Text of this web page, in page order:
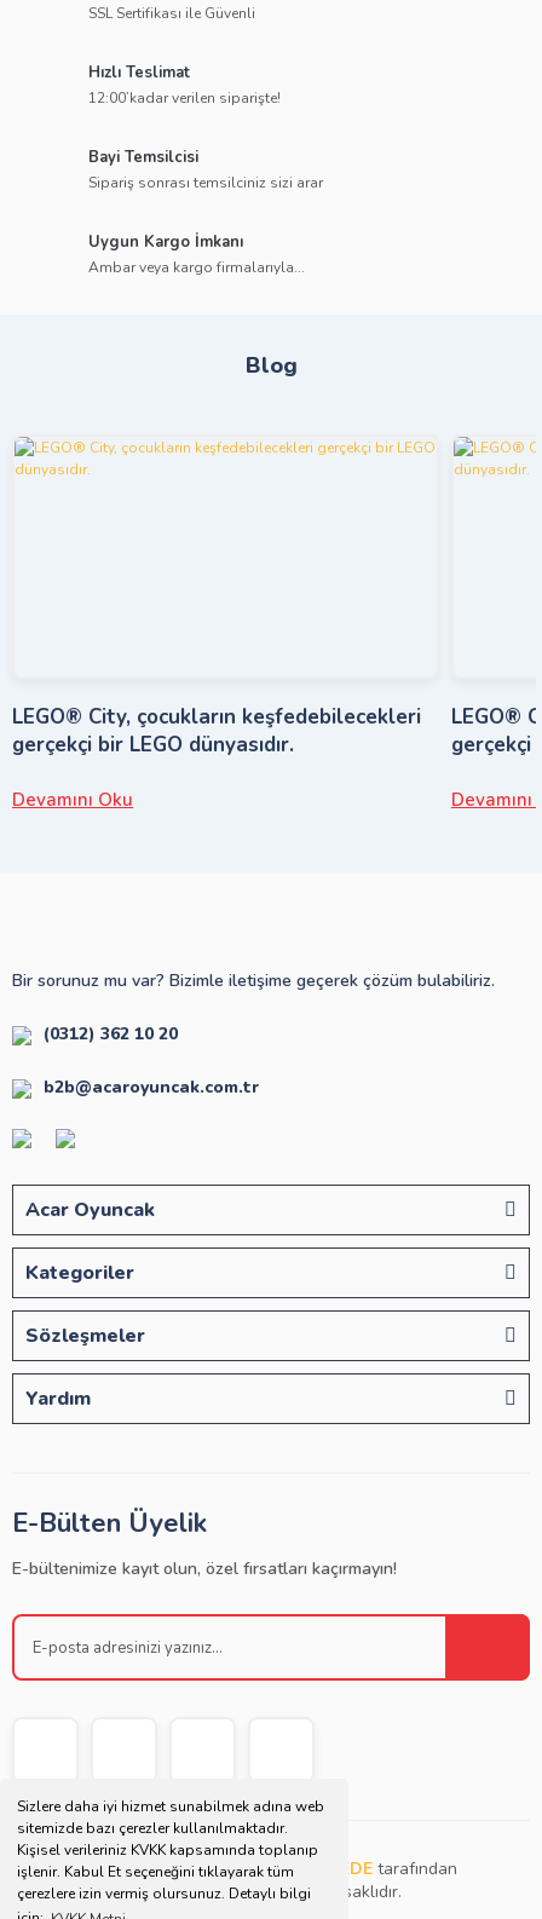
Sizlere daha iyi hizmet sunabilmek adına web
sitemizde bazı çerezler kullanılmaktadır.
Kişisel verileriniz KVKK kapsamında toplanıp
işlenir. Kabul Et seçeneğini tıklayarak tüm
çerezlere izin vermiş olursunuz. Detaylı bilgi
SSL Sertifikası ile Güvenli
Hızlı Teslimat
12:00’kadar verilen siparişte!
Bayi Temsilcisi
Sipariş sonrası temsilciniz sizi arar
Uygun Kargo İmkanı
Ambar veya kargo firmalarıyla...
Blog
LEGO® City, çocukların keşfedebilecekleri
gerçekçi bir LEGO dünyasıdır.
Devamını Oku
LEGO®
gerçekçi
Devamını
Bir sorunuz mu var? Bizimle iletişime geçerek çözüm bulabiliriz.
(0312) 362 10 20
b2b@acaroyuncak.com.tr
Acar Oyuncak
Kategoriler
Sözleşmeler
Yardım
E-Bülten Üyelik
E-bültenimize kayıt olun, özel fırsatları kaçırmayın!
Copyright © 2021 | Bu websitesiMüjdat DEDE tarafından
tasarlanmış ve düzenlenmiştir. Tüm hakları saklıdır.